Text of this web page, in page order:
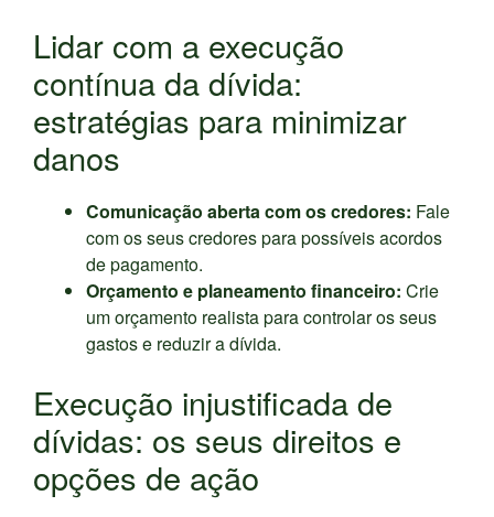
Lidar com a execução
contínua da dívida:
estratégias para minimizar
danos
Comunicação aberta com os credores: Fale
com os seus credores para possíveis acordos
de pagamento.
Orçamento e planeamento financeiro: Crie
um orçamento realista para controlar os seus
gastos e reduzir a dívida.
Execução injustificada de
dívidas: os seus direitos e
opções de ação